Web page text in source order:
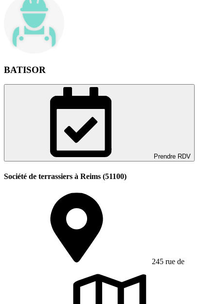
BATISOR
Prendre RDV
Société de terrassiers à Reims (51100)
245 rue de